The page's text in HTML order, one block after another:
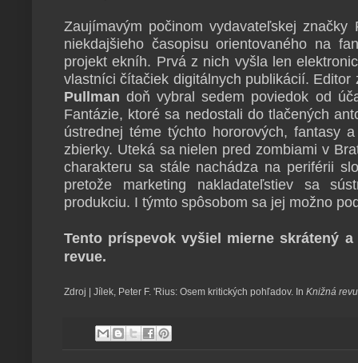
Zaujímavým počinom vydavateľskej
niekdajšieho časopisu orientovaného na
projekt ekníh. Prvá z nich vyšla len
vlastníci čítačiek digitálnych publikácií.
Pullman doň vybral sedem poviedok od
Fantázie, ktoré sa nedostali do tlačených
ústrednej téme týchto hororových, fantasy
zbierky. Uteká sa nielen pred zombiami v
charakteru sa stále nachádza na periférii
pretože marketing nakladateľstiev sa
produkciu. I týmto spôsobom sa jej možno
Tento príspevok vyšiel mierne skrátený
revue.
Zdroj | Jílek, Peter F. 'Rius: Osem kritických pohľadov. In Knižná